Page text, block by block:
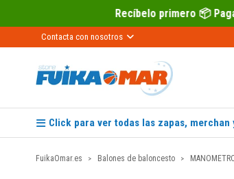
Recíbelo primero 📦 Paga después con Sequra
Contacta con nosotros
Click para ver todas las zapas,
FuikaOmar.es Balones de baloncesto